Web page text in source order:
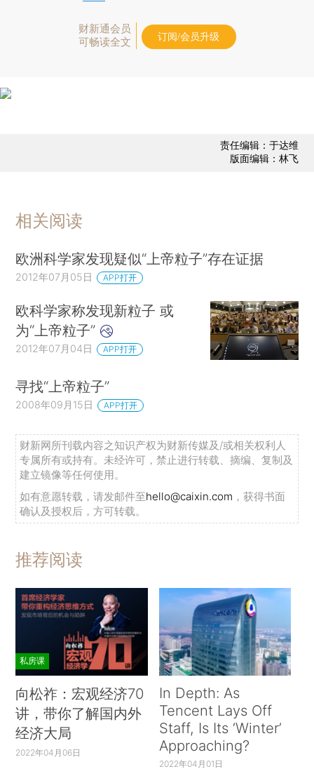
财新通会员
可畅读全文
订阅/会员升级
责任编辑：于达维
版面编辑：林飞
相关阅读
欧洲科学家发现疑似“上帝粒子”存在证据
2012年07月05日 APP打开
欧科学家称发现新粒子 或
为“上帝粒子”
2012年07月04日 APP打开
寻找“上帝粒子”
2008年09月15日 APP打开
财新网所刊载内容之知识产权为财新传媒及/或相关权利人
专属所有或持有。未经许可，禁止进行转载、摘编、复制及
建立镜像等任何使用。
如有意愿转载，请发邮件至hello@caixin.com ，获得书面
确认及授权后，方可转载。
推荐阅读
私房课
向松祚：宏观经济70
讲，带你了解国内外
经济大局
2022年04月06日
In Depth: As
Tencent Lays Off
Staff, Is Its ‘Winter’
Approaching?
2022年04月01日